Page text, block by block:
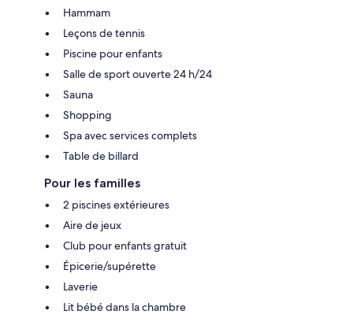
Hammam
Leçons de tennis
Piscine pour enfants
Salle de sport ouverte 24 h/24
Sauna
Shopping
Spa avec services complets
Table de billard
Pour les familles
2 piscines extérieures
Aire de jeux
Club pour enfants gratuit
Épicerie/supérette
Laverie
Lit bébé dans la chambre